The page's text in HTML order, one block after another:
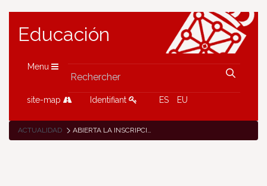
Educación
Menu
site-map Identifiant ES EU
ACTUALIDAD ABIERTA LA INSCRIPCIÓN A LOS 3 PRIMEROS NOOC ETWINNING (3ª EDICIÓN)